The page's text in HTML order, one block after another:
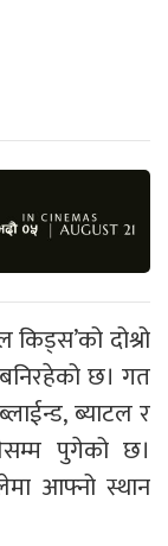
दोश्रो
छ। गत
ब्याटल र
पुगेको छ।
आफ्नो स्थान